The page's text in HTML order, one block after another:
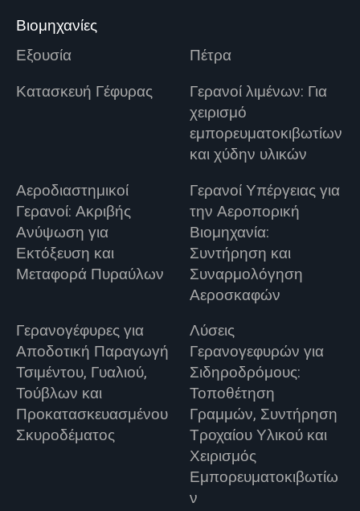
Βιομηχανίες
Εξουσία
Πέτρα
Κατασκευή Γέφυρας
Γερανοί λιμένων: Για
χειρισμό
εμπορευματοκιβωτίων
και χύδην υλικών
Αεροδιαστημικοί
Γερανοί: Ακριβής
Ανύψωση για
Εκτόξευση και
Μεταφορά Πυραύλων
Γερανοί Υπέργειας για
την Αεροπορική
Βιομηχανία:
Συντήρηση και
Συναρμολόγηση
Αεροσκαφών
Γερανογέφυρες για
Αποδοτική Παραγωγή
Τσιμέντου, Γυαλιού,
Τούβλων και
Προκατασκευασμένου
Σκυροδέματος
Λύσεις
Γερανογεφυρών για
Σιδηροδρόμους:
Τοποθέτηση
Γραμμών, Συντήρηση
Τροχαίου Υλικού και
Χειρισμός
Εμπορευματοκιβωτίω
ν